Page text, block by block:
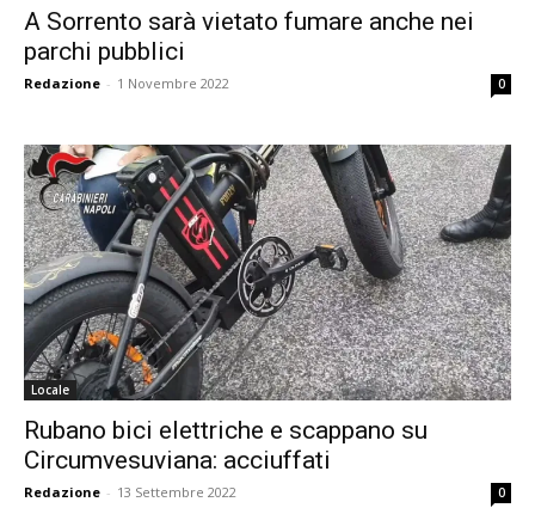
A Sorrento sarà vietato fumare anche nei
parchi pubblici
Redazione - 1 Novembre 2022 0
Locale
Rubano bici elettriche e scappano su
Circumvesuviana: acciuffati
Redazione - 13 Settembre 2022 0